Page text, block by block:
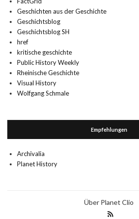
Geschichten aus der Geschichte
Geschichtsblog
Geschichtsblog SH
href
kritische geschichte
Public History Weekly
Rheinische Geschichte
Visual History
Wolfgang Schmale
Empfehlungen
Archivalia
Planet History
Über Planet Clio